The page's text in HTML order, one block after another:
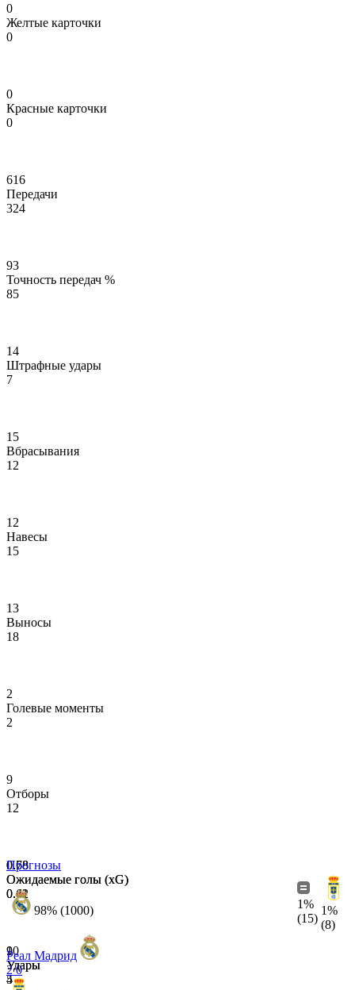
0
Желтые карточки
0
0
Красные карточки
0
616
Передачи
324
93
Точность передач %
85
14
Штрафные удары
7
15
Вбрасывания
12
12
Навесы
15
13
Выносы
18
2
Голевые моменты
2
9
Отборы
12
0.78
Ожидаемые голы (xG)
0.42
10
Удары
4
0.68
Ожидаемые голы (xG)
0.61
9
Удары
5
Прогнозы
98% (1000)
1%
(15)
1%
(8)
Реал Мадрид
2 0